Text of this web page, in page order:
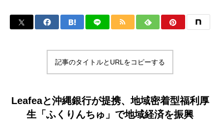
記事のタイトルとURLをコピーする
Leafeaと沖縄銀行が提携、地域密着型福利厚
生「ふくりんちゅ」で地域経済を振興